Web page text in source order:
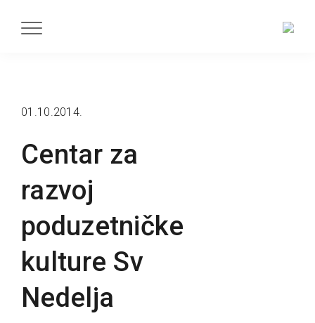
Centar za
razvoj
poduzetničke
kulture Sv
Nedelja
01.10.2014.